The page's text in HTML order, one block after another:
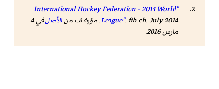
"International Hockey Federation - 2014 World
League".fih.ch. July 2014. مؤرشف من الأصل
في 4
مارس 2016
.